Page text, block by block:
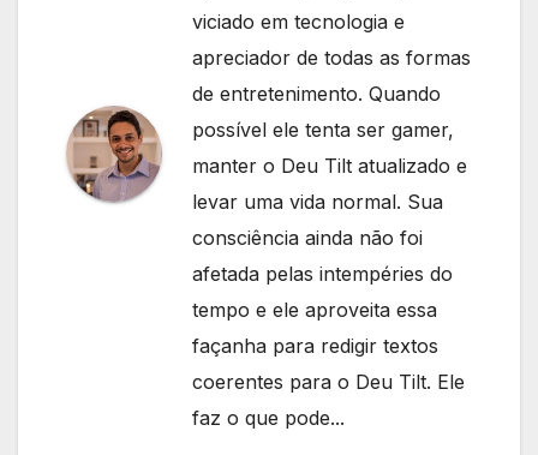
viciado em tecnologia e
apreciador de todas as formas
de entretenimento. Quando
possível ele tenta ser gamer,
manter o Deu Tilt atualizado e
levar uma vida normal. Sua
consciência ainda não foi
afetada pelas intempéries do
tempo e ele aproveita essa
façanha para redigir textos
coerentes para o Deu Tilt. Ele
faz o que pode...